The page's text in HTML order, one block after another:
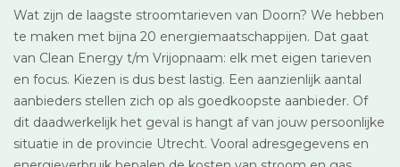
Wat zijn de laagste stroomtarieven van Doorn? We hebben
te maken met bijna 20 energiemaatschappijen. Dat gaat
van Clean Energy t/m Vrijopnaam: elk met eigen tarieven
en focus. Kiezen is dus best lastig. Een aanzienlijk aantal
aanbieders stellen zich op als goedkoopste aanbieder. Of
dit daadwerkelijk het geval is hangt af van jouw persoonlijke
situatie in de provincie Utrecht. Vooral adresgegevens en